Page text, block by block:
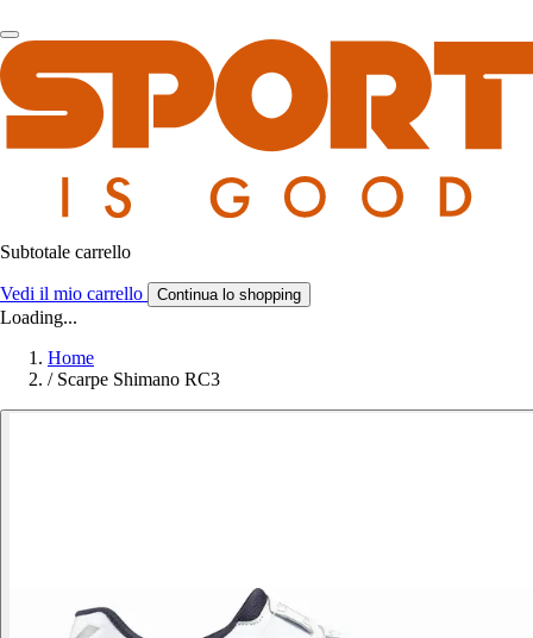
Subtotale carrello
Vedi il mio carrello Continua lo shopping
Loading...
Home
/ Scarpe Shimano RC3